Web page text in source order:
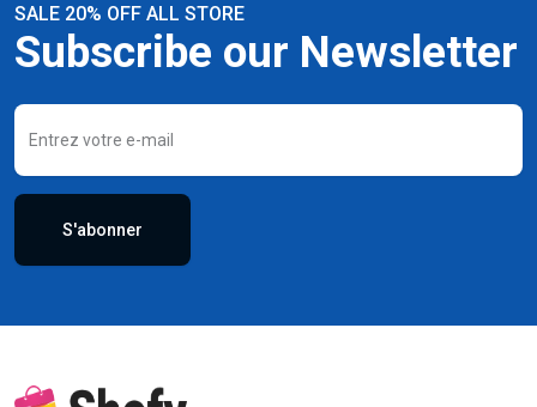
SALE 20% OFF ALL STORE
Subscribe our Newsletter
S'abonner